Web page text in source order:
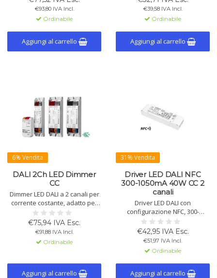
apparecchi classe I & II,
illuminazione di emergenza e
reti wireless fino a 250 nodi.
€93,80 IVA Incl.
Ordinabile
Aggiungi al carrello
potenza max. 45 W. Efficienza
fino all'88%, custodia IP20,
adatto per illuminazione di
emergenza. Durata nominale
fino a 100.000 ore.
€39,58 IVA Incl.
Ordinabile
Aggiungi al carrello
6% Vendita
DALI 2Ch LED Dimmer
CC
Dimmer LED DALI a 2 canali per
corrente costante, adatto per
moduli LED. Disponibile in
350mA, 500mA, 700mA e
1000mA. Versioni con polo
comune positivo e negativo
disponibili.
€75,94 IVA Esc.
€91,88 IVA Incl.
Ordinabile
Aggiungi al carrello
31% Vendita
Driver LED DALI NFC
300-1050mA 40W CC 2
canali
Driver LED DALI con
configurazione NFC, 300-
1050mA, 40W. Design ultra-
sottile, dimmerazione senza
sfarfallio (0,01%-100%),
protezione da sovraccarico,
sovratensione e cortocircuito.
Compatibile con Tunable White
e DALI-2 T6/DT8.
€42,95 IVA Esc.
€51,97 IVA Incl.
Ordinabile
Aggiungi al carrello